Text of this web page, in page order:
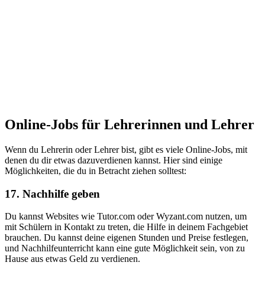
Online-Jobs für Lehrerinnen und Lehrer
Wenn du Lehrerin oder Lehrer bist, gibt es viele Online-Jobs, mit
denen du dir etwas dazuverdienen kannst. Hier sind einige
Möglichkeiten, die du in Betracht ziehen solltest:
17. Nachhilfe geben
Du kannst Websites wie Tutor.com oder Wyzant.com nutzen, um
mit Schülern in Kontakt zu treten, die Hilfe in deinem Fachgebiet
brauchen. Du kannst deine eigenen Stunden und Preise festlegen,
und Nachhilfeunterricht kann eine gute Möglichkeit sein, von zu
Hause aus etwas Geld zu verdienen.